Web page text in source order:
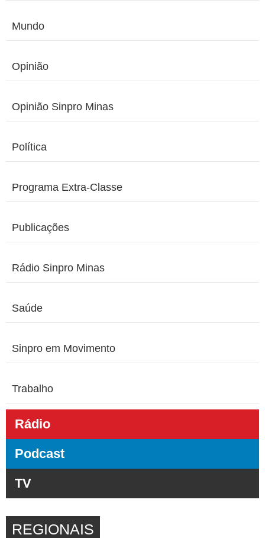
Mundo
Opinião
Opinião Sinpro Minas
Política
Programa Extra-Classe
Publicações
Rádio Sinpro Minas
Saúde
Sinpro em Movimento
Trabalho
Rádio
Podcast
TV
REGIONAIS